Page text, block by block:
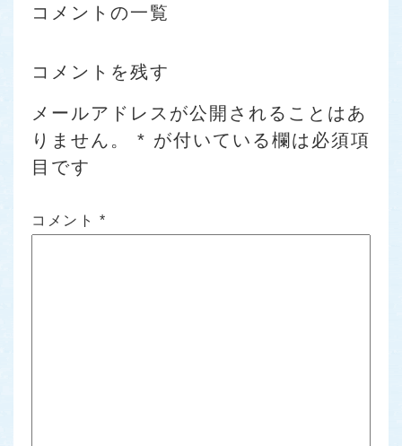
コメントの一覧
コメントを残す
メールアドレスが公開されることはあ
りません。
* が付いている欄は必須項
目です
コメント *